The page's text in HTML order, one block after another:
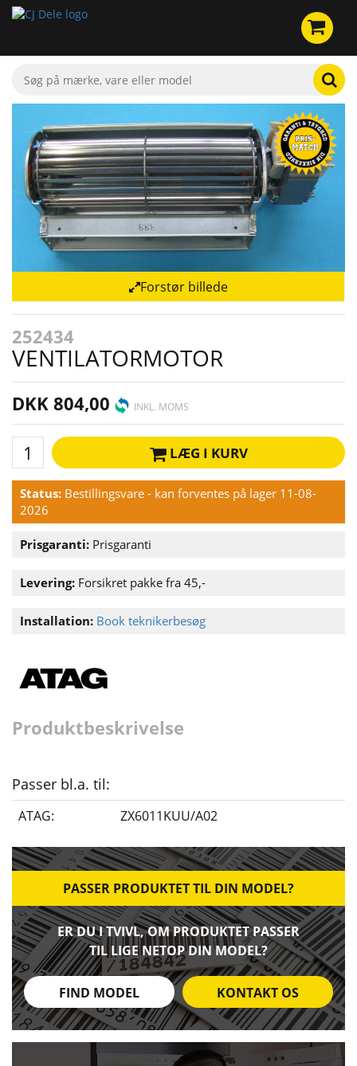
Forstør billede
252434
VENTILATORMOTOR
DKK 804,00 INKL. MOMS
LÆG I KURV
Status: Bestillingsvare - kan forventes på lager 11-08-
2026
Prisgaranti: Prisgaranti
Levering: Forsikret pakke fra 45,-
Installation: Book teknikerbesøg
Produktbeskrivelse
Passer bl.a. til:
ATAG: ZX6011KUU/A02
PASSER PRODUKTET TIL DIN MODEL?
ER DU I TVIVL, OM PRODUKTET PASSER
TIL LIGE NETOP DIN MODEL?
FIND MODEL KONTAKT OS